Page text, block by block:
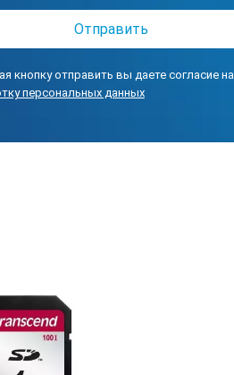
кнопку отправить вы даете согласие на
персональных данных